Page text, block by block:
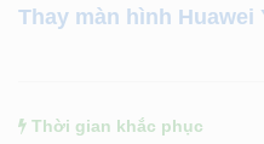
Thay màn hình Huawei
Thời gian khắc phục